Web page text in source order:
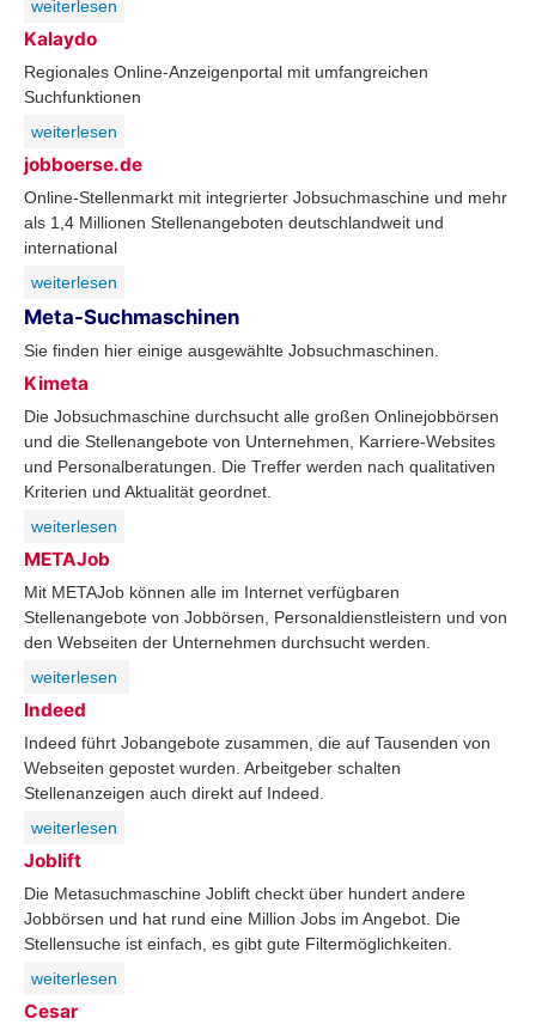
weiterlesen
Kalaydo
Regionales Online-Anzeigenportal mit umfangreichen
Suchfunktionen
weiterlesen
jobboerse.de
Online-Stellenmarkt mit integrierter Jobsuchmaschine und mehr
als 1,4 Millionen Stellenangeboten deutschlandweit und
international
weiterlesen
Meta-Suchmaschinen
Sie finden hier einige ausgewählte Jobsuchmaschinen.
Kimeta
Die Jobsuchmaschine durchsucht alle großen Onlinejobbörsen
und die Stellenangebote von Unternehmen, Karriere-Websites
und Personalberatungen. Die Treffer werden nach qualitativen
Kriterien und Aktualität geordnet.
weiterlesen
METAJob
Mit METAJob können alle im Internet verfügbaren
Stellenangebote von Jobbörsen, Personaldienstleistern und von
den Webseiten der Unternehmen durchsucht werden.
weiterlesen
Indeed
Indeed führt Jobangebote zusammen, die auf Tausenden von
Webseiten gepostet wurden. Arbeitgeber schalten
Stellenanzeigen auch direkt auf Indeed.
weiterlesen
Joblift
Die Metasuchmaschine Joblift checkt über hundert andere
Jobbörsen und hat rund eine Million Jobs im Angebot. Die
Stellensuche ist einfach, es gibt gute Filtermöglichkeiten.
weiterlesen
Cesar